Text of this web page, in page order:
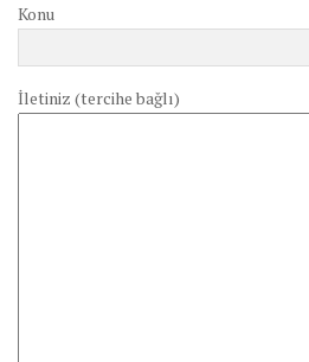
Konu
İletiniz (tercihe bağlı)